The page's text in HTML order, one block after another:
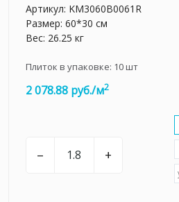
Артикул: KM3060B0061R
Размер: 60*30 см
Вес: 26.25 кг
Плиток в упаковке: 10шт
2 078.88 руб./м2
– +